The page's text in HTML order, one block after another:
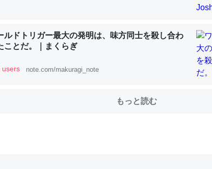
ュース :: 【研究発表】昆虫学の大問題＝「昆虫はなぜ海にいないのか」に
もEchoを実家に置いて４年。でたまに覗いてる。ぼちぼち
ルドトリガー最大の発明は、味方同士を殺し合わ
ことだ。｜まくらぎ
users note.com/makuragi_note
もっと読む